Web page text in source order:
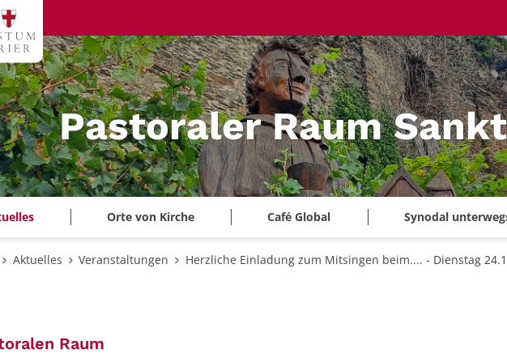
Pastoraler Raum
Orte von Kirche Café Global Synodal
Aktuelles Veranstaltungen Herzliche Einladung zum Mitsingen beim.... - Dienstag
Raum